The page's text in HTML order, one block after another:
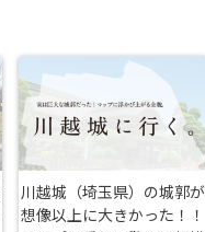
川越城（埼玉県）の城郭が
想像以上に大きかった！！